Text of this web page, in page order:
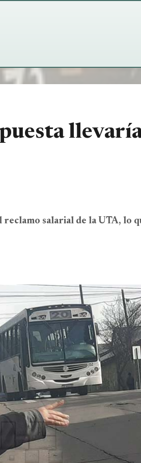
reclamo salarial de la UTA, lo